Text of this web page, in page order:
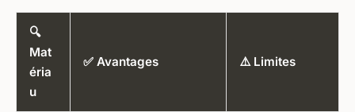
🔍
Mat
éria
u
✅ Avantages ⚠️ Limites